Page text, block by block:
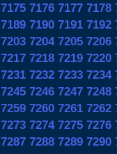
7175 7176 7177 7178
7189 7190 7191 7192
7203 7204 7205 7206
7217 7218 7219 7220
7231 7232 7233 7234
7245 7246 7247 7248
7259 7260 7261 7262
7273 7274 7275 7276
7287 7288 7289 7290